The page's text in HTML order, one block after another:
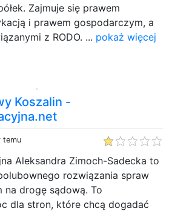
Zajmuje się prawem
i prawem gospodarczym, a
z RODO. ... pokaż więcej
Koszalin -
temu
Aleksandra Zimoch-Sadecka to
rozwiązania spraw
na drogę sądową. To
dla stron, które chcą dogadać